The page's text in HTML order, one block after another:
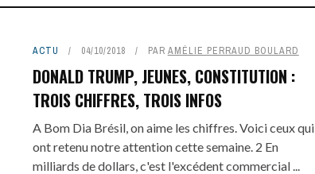
ACTU 04/10/2018 PAR AMÉLIE PERRAUD BOULARD
DONALD TRUMP, JEUNES, CONSTITUTION :
TROIS CHIFFRES, TROIS INFOS
A Bom Dia Brésil, on aime les chiffres. Voici ceux qui
ont retenu notre attention cette semaine. 2 En
milliards de dollars, c'est l'excédent commercial ...